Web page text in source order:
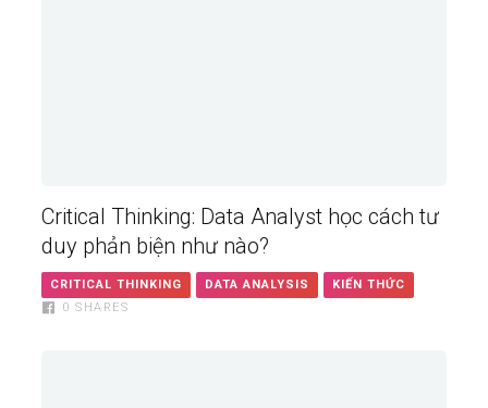
Critical Thinking: Data Analyst học cách tư
duy phản biện như nào?
CRITICAL THINKING DATA ANALYSIS
KIẾN THỨC
0 SHARES